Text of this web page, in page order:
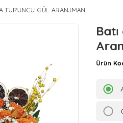
TURUNCU GÜL ARANJMANI
Ürün